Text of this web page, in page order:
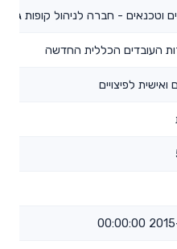
וטכנאים - חברה לניהול קופות
העובדים הכללית החדשה
ואישית לפיצויים
2015-